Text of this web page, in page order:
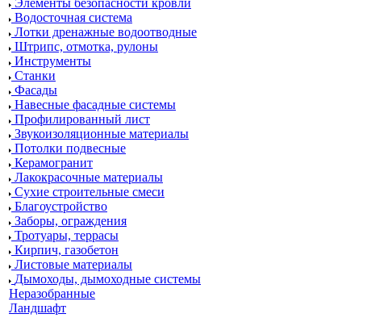
Элементы безопасности кровли
Водосточная система
Лотки дренажные водоотводные
Штрипс, отмотка, рулоны
Инструменты
Станки
Фасады
Навесные фасадные системы
Профилированный лист
Звукоизоляционные материалы
Потолки подвесные
Керамогранит
Лакокрасочные материалы
Сухие строительные смеси
Благоустройство
Заборы, ограждения
Тротуары, террасы
Кирпич, газобетон
Листовые материалы
Дымоходы, дымоходные системы
Неразобранные
Ландшафт